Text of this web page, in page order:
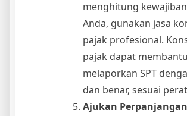
menghitung
Anda, gunakan jasa
pajak profesional.
pajak dapat
melaporkan SPT
dan benar, sesuai
Ajukan